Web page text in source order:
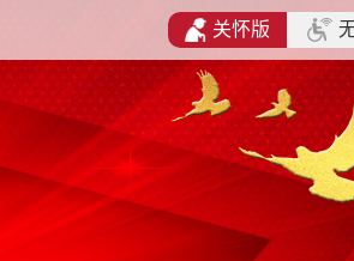
关怀版